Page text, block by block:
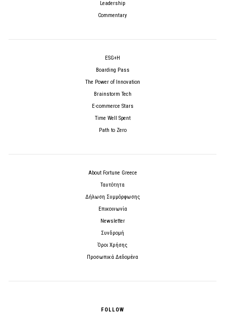
Leadership
Commentary
ESG+H
Boarding Pass
The Power of Innovation
Brainstorm Tech
E-commerce Stars
Time Well Spent
Path to Zero
About Fortune Greece
Ταυτότητα
Δήλωση Συμμόρφωσης
Επικοινωνία
Newsletter
Συνδρομή
Όροι Χρήσης
Προσωπικά Δεδομένα
FOLLOW